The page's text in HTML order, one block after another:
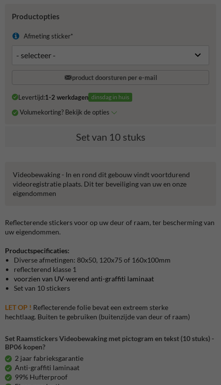
Productopties
Afmeting sticker*
product doorsturen per e-mail
Levertijd:1-2 werkdagen dinsdag in huis
Volumekorting? Bekijk de opties
Set van 10 stuks
Videobewaking - In en rond dit gebouw vindt voortdurend
videoregistratie plaats. Dit ter beveiliging van uw en onze
eigendommen
Reflecterende stickers voor op uw deur of raam, ter bescherming van
uw eigendommen.
Productspecificaties:
Diverse afmetingen: 80x50, 120x75 of 160x100mm
reflecterend klasse 1
voorzien van UV-werend anti-graffiti laminaat
Set van 10 stickers
LET OP ! Reflecterende folie bevat een extreem sterke
hechtlaag. Buiten te gebruiken (buitenzijde van deur of raam)
Set Raamstickers Videobewaking met pictogram en tekst (10 stuks) -
BP06 kopen?
2 jaar fabrieksgarantie
Anti-graffiti laminaat
99% Hufterproof